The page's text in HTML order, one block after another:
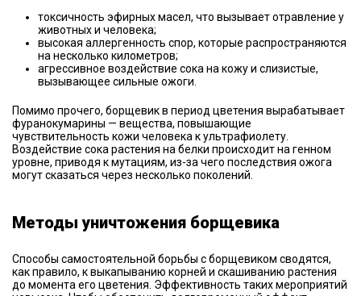
токсичность эфирных масел, что вызывает отравление у
животных и человека;
высокая аллергенность спор, которые распространяются
на несколько километров;
агрессивное воздействие сока на кожу и слизистые,
вызывающее сильные ожоги.
Помимо прочего, борщевик в период цветения вырабатывает
фуранокумарины — вещества, повышающие
чувствительность кожи человека к ультрафиолету.
Воздействие сока растения на белки происходит на генном
уровне, приводя к мутациям, из-за чего последствия ожога
могут сказаться через несколько поколений.
Методы уничтожения борщевика
Способы самостоятельной борьбы с борщевиком сводятся,
как правило, к выкапыванию корней и скашиванию растения
до момента его цветения. Эффективность таких мероприятий